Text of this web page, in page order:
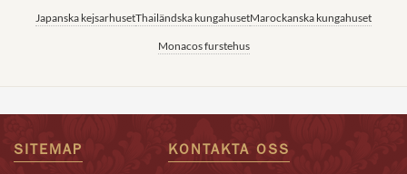
Japanska kejsarhusetThailändska kungahusetMarockanska kungahuset
Monacos furstehus
SITEMAP KONTAKTA OSS